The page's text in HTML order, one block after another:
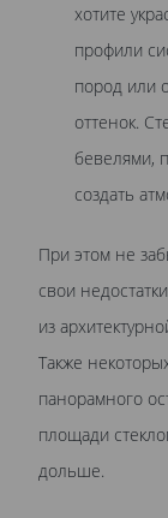
хотите
профили
пород или
оттенок.
бевелями,
создать
При этом не
свои
из
Также
панорамного
площади
дольше.